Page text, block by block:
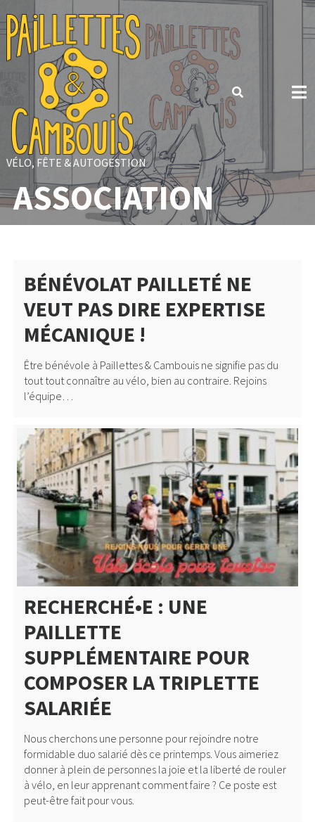
to
content
VÉLO, FÊTE & AUTOGESTION
ASSOCIATION
BÉNÉVOLAT PAILLETÉ NE
VEUT PAS DIRE EXPERTISE
MÉCANIQUE !
Être bénévole à Paillettes & Cambouis ne signifie pas du
tout tout connaître au vélo, bien au contraire. Rejoins
l’équipe…
RECHERCHÉ•E : UNE
PAILLETTE
SUPPLÉMENTAIRE POUR
COMPOSER LA TRIPLETTE
SALARIÉE
Nous cherchons une personne pour rejoindre notre
formidable duo salarié dès ce printemps. Vous aimeriez
donner à plein de personnes la joie et la liberté de rouler
à vélo, en leur apprenant comment faire ? Ce poste est
peut-être fait pour vous.